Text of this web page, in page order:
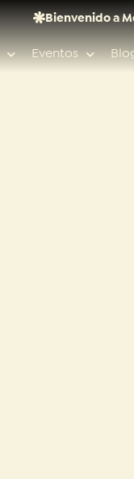
Bienvenido a
Eventos